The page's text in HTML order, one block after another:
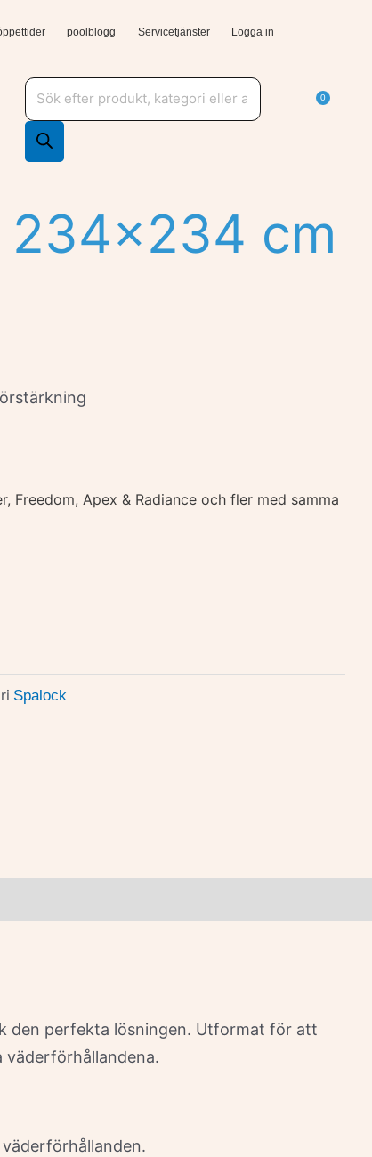
poolblogg Servicetjänster Logga in
och support
Produktsökning 0
234×234 cm
Freedom, Apex & Radiance och fler med samma
Spalock
den perfekta lösningen. Utformat för att